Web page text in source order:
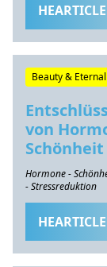
Beauty &
von
Schönheit
Hormone -
- Stressreduktion